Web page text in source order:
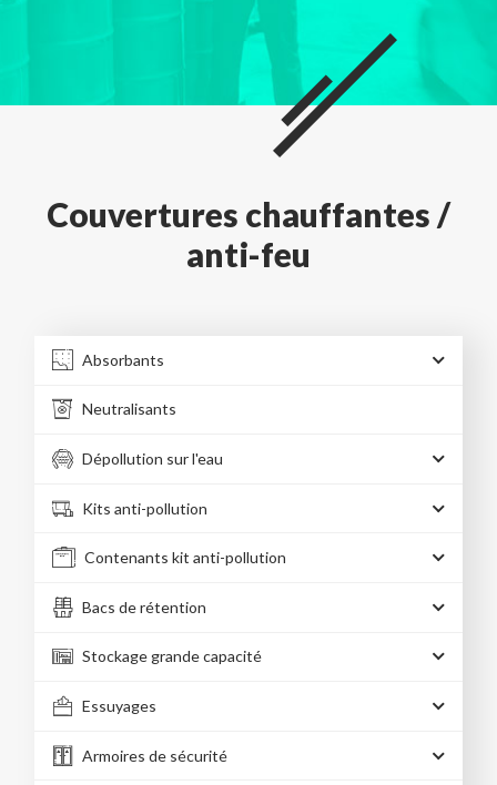
Couvertures chauffantes /
anti-feu
Absorbants
Neutralisants
Dépollution sur l'eau
Kits anti-pollution
Contenants kit anti-pollution
Bacs de rétention
Stockage grande capacité
Essuyages
Armoires de sécurité